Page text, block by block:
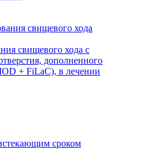
свищевого хода с
дополненного
+ FiLaC), в лечении